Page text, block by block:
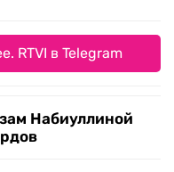
RTVI в Telegram
Набиуллиной